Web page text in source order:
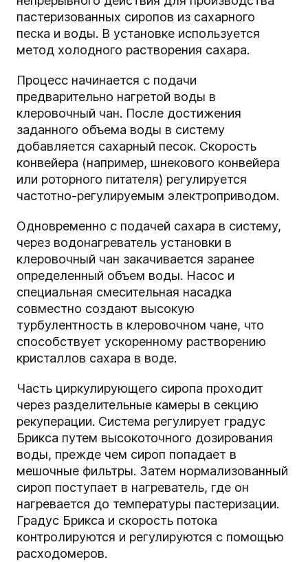
пастеризованных сиропов из сахарного
песка и воды. В установке используется
метод холодного растворения сахара.
Процесс начинается с подачи
предварительно нагретой воды в
клеровочный чан. После достижения
заданного объема воды в систему
добавляется сахарный песок. Скорость
конвейера (например, шнекового конвейера
или роторного питателя) регулируется
частотно-регулируемым электроприводом.
Одновременно с подачей сахара в систему,
через водонагреватель установки в
клеровочный чан закачивается заранее
определенный объем воды. Насос и
специальная смесительная насадка
совместно создают высокую
турбулентность в клеровочном чане, что
способствует ускоренному растворению
кристаллов сахара в воде.
Часть циркулирующего сиропа проходит
через разделительные камеры в секцию
рекуперации. Система регулирует градус
Брикса путем высокоточного дозирования
воды, прежде чем сироп попадает в
мешочные фильтры. Затем нормализованный
сироп поступает в нагреватель, где он
нагревается до температуры пастеризации.
Градус Брикса и скорость потока
контролируются и регулируются с помощью
расходомеров.